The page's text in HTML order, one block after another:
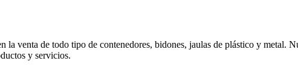
la venta de todo tipo de contenedores, bidones, jaulas de plástico y
y servicios.